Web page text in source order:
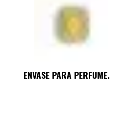
ENVASE PARA PERFUME.